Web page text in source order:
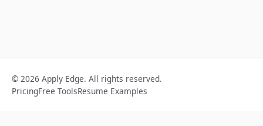
© 2026 Apply Edge. All rights reserved.
PricingFree ToolsResume Examples